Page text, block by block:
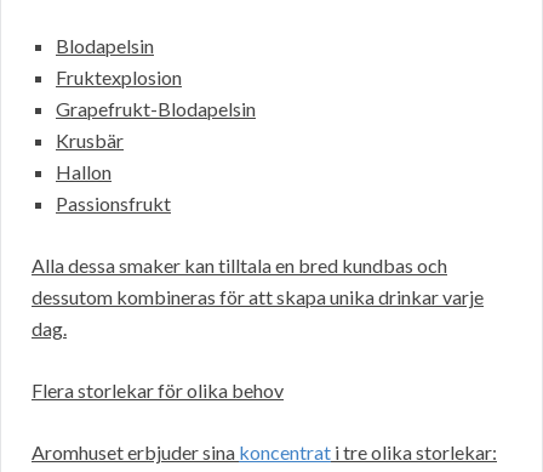
Blodapelsin
Fruktexplosion
Grapefrukt-Blodapelsin
Krusbär
Hallon
Passionsfrukt
Alla dessa smaker kan tilltala en bred kundbas och
dessutom kombineras för att skapa unika drinkar varje
dag.
Flera storlekar för olika behov
Aromhuset erbjuder sina koncentrat i tre olika storlekar: